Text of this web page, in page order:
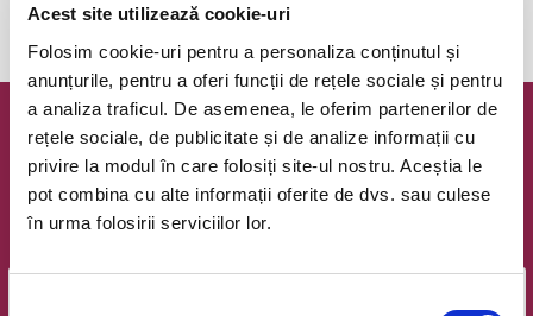
Acest site utilizează cookie-uri
Folosim cookie-uri pentru a personaliza conținutul și
anunțurile, pentru a oferi funcții de rețele sociale și pentru
a analiza traficul. De asemenea, le oferim partenerilor de
rețele sociale, de publicitate și de analize informații cu
privire la modul în care folosiți site-ul nostru. Aceștia le
pot combina cu alte informații oferite de dvs. sau culese
în urma folosirii serviciilor lor.
Evenimentul a expirat.
Newsletter @ Bilete.ro
Oferte exclusive si o editie saptamanala cu cele mai noi
evenimente.